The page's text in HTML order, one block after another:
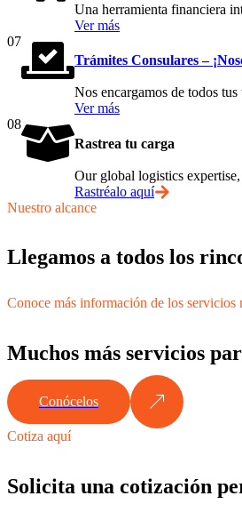
Una herramienta financiera
Ver más
07
Trámites Consulares –
Nos encargamos de todos
Ver más
08
Rastrea tu carga
Our global logistics
Rastréalo aquí
Nuestro alcance
Llegamos a todos los
Conoce más información de los
Muchos más servicios
Conócelos
Cotiza aquí
Solicita una cotización